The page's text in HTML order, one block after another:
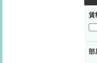
賃
部